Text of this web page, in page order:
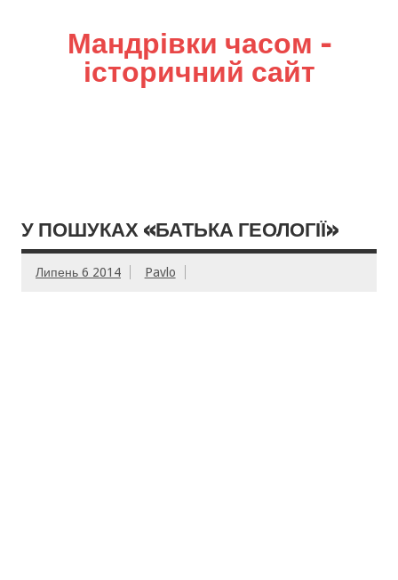
Мандрівки часом –
історичний сайт
У ПОШУКАХ «БАТЬКА ГЕОЛОГІЇ»
Липень 6 2014 Pavlo